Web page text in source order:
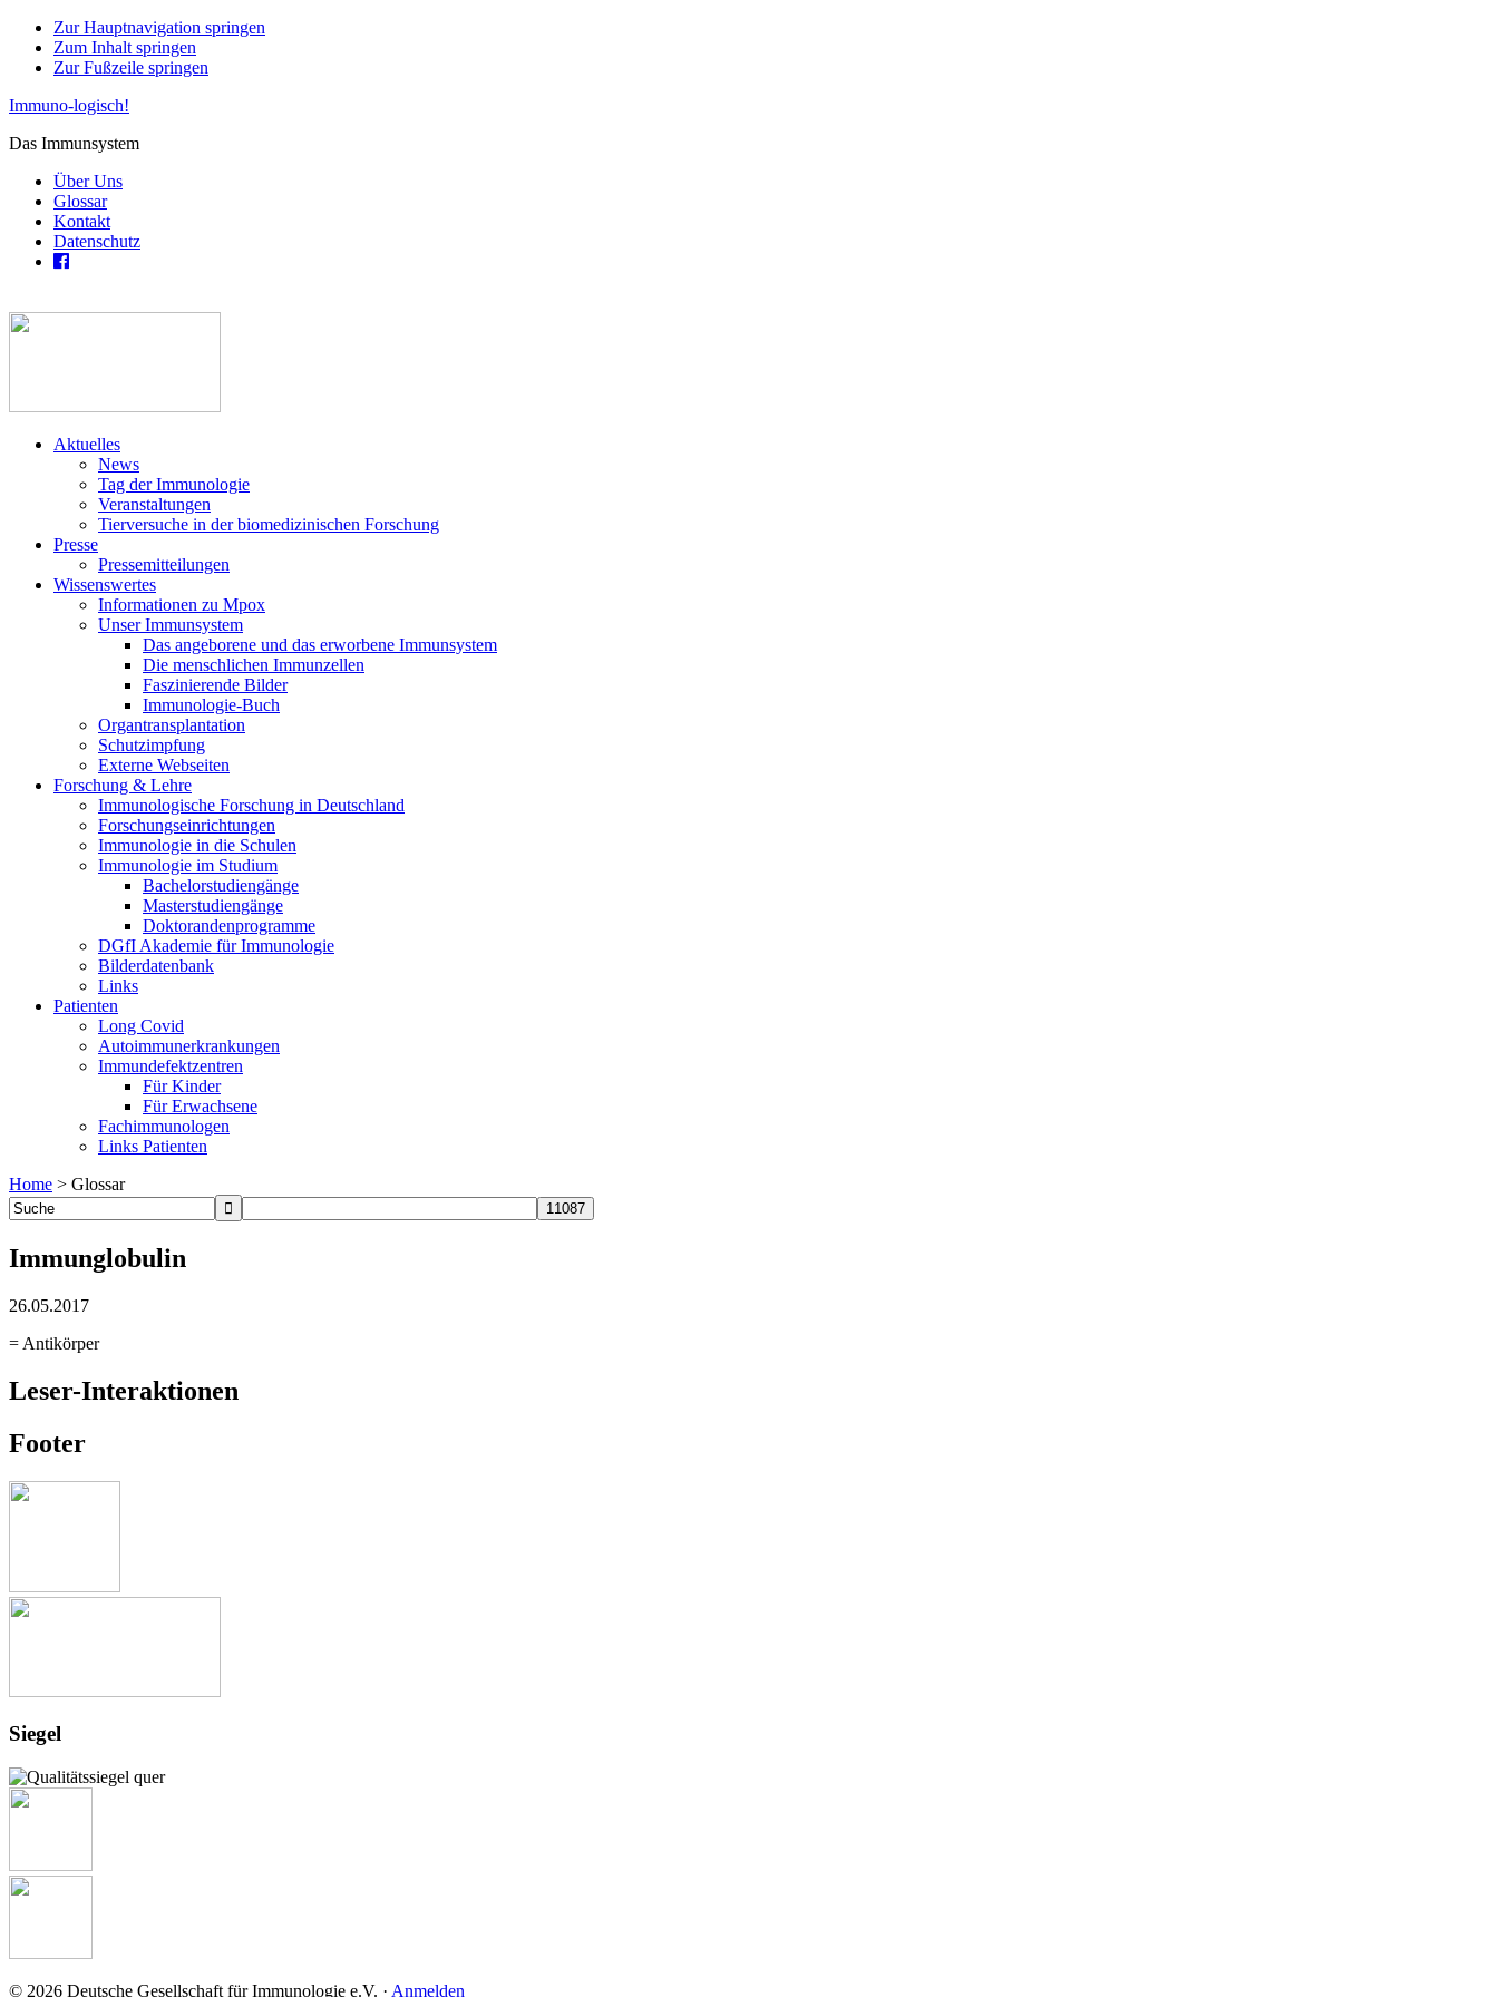
Zur Hauptnavigation springen
Zum Inhalt springen
Zur Fußzeile springen
Immuno-logisch!
Das Immunsystem
Über Uns
Glossar
Kontakt
Datenschutz
Aktuelles
News
Tag der Immunologie
Veranstaltungen
Tierversuche in der biomedizinischen Forschung
Presse
Pressemitteilungen
Wissenswertes
Informationen zu Mpox
Unser Immunsystem
Das angeborene und das erworbene Immunsystem
Die menschlichen Immunzellen
Faszinierende Bilder
Immunologie-Buch
Organtransplantation
Schutzimpfung
Externe Webseiten
Forschung & Lehre
Immunologische Forschung in Deutschland
Forschungseinrichtungen
Immunologie in die Schulen
Immunologie im Studium
Bachelorstudiengänge
Masterstudiengänge
Doktorandenprogramme
DGfI Akademie für Immunologie
Bilderdatenbank
Links
Patienten
Long Covid
Autoimmunerkrankungen
Immundefektzentren
Für Kinder
Für Erwachsene
Fachimmunologen
Links Patienten
Home > Glossar
Immunglobulin
26.05.2017
= Antikörper
Leser-Interaktionen
Footer
Siegel
© 2026 Deutsche Gesellschaft für Immunologie e.V. · Anmelden